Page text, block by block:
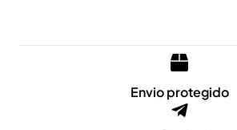
Envio protegido